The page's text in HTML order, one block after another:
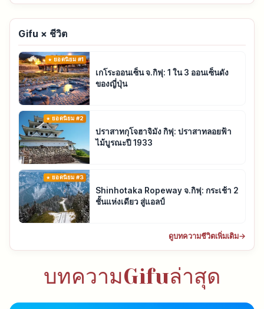
Gifu × ชีวิต
ยอดนิยม #1
เกโระออนเซ็น จ.กิฟุ: 1 ใน 3 ออนเซ็นดัง
ของญี่ปุ่น
ยอดนิยม #2
ปราสาทกุโจฮาจิมัง กิฟุ: ปราสาทลอยฟ้า
ไม้บูรณะปี 1933
ยอดนิยม #3
Shinhotaka Ropeway จ.กิฟุ: กระเช้า 2
ชั้นแห่งเดียว สู่แอลป์
ดูบทความชีวิตเพิ่มเติม→
บทความGifuล่าสุด